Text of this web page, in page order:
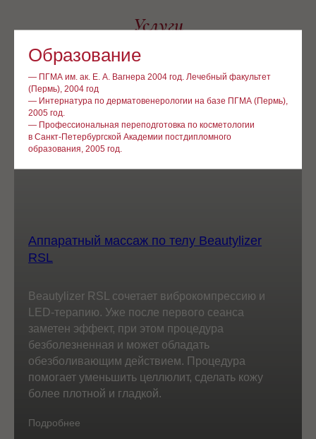
Образование
— ПГМА им. ак. Е. А. Вагнера 2004 год. Лечебный факультет
(Пермь), 2004 год
— Интернатура по дерматовенерологии на базе ПГМА (Пермь),
2005 год.
— Профессиональная переподготовка по косметологии
в Санкт-Петербургской Академии постдипломного
образования, 2005 год.
Услуги
Аппаратный массаж по телу Beautylizer
RSL
Beautylizer RSL сочетает виброкомпрессию и
LED-терапию. Уже после первого сеанса
заметен эффект, при этом процедура
безболезненная и может обладать
обезболивающим действием. Процедура
помогает уменьшить целлюлит, сделать кожу
более плотной и гладкой.
Подробнее